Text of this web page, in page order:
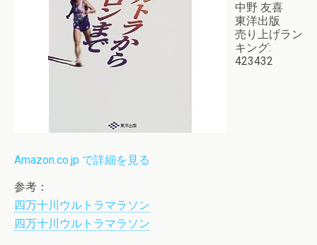
中野 友喜
東洋出版
売り上げラン
キング:
423432
Amazon.co.jp で詳細を見る
参考：
四万十川ウルトラマラソン
四万十川ウルトラマラソン